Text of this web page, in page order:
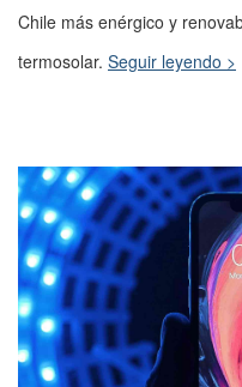
Chile más enérgico y
termosolar. Seguir leyendo >